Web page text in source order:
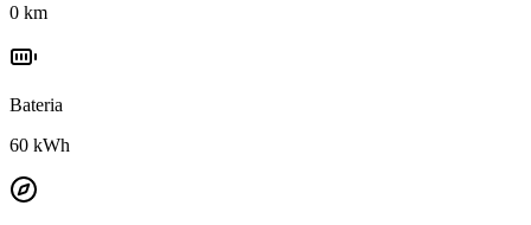
0 km
Bateria
60 kWh